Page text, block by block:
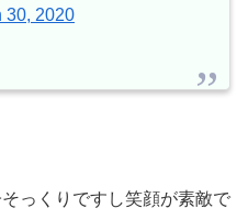
30, 2020
っくりですし笑顔が素敵で